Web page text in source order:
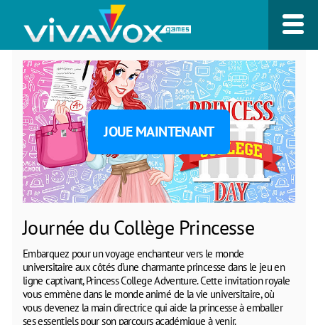
JOUE MAINTENANT
Journée du Collège Princesse
Embarquez pour un voyage enchanteur vers le monde
universitaire aux côtés d’une charmante princesse dans le jeu en
ligne captivant, Princess College Adventure. Cette invitation royale
vous emmène dans le monde animé de la vie universitaire, où
vous devenez la main directrice qui aide la princesse à emballer
ses essentiels pour son parcours académique à venir.